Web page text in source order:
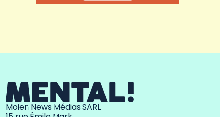
Moien News Médias SARL